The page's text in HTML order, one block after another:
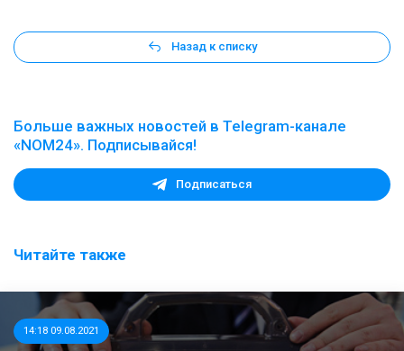
Назад к списку
Больше важных новостей в Telegram-канале
«NOM24». Подписывайся!
Подписаться
Читайте также
14:18 09.08.2021